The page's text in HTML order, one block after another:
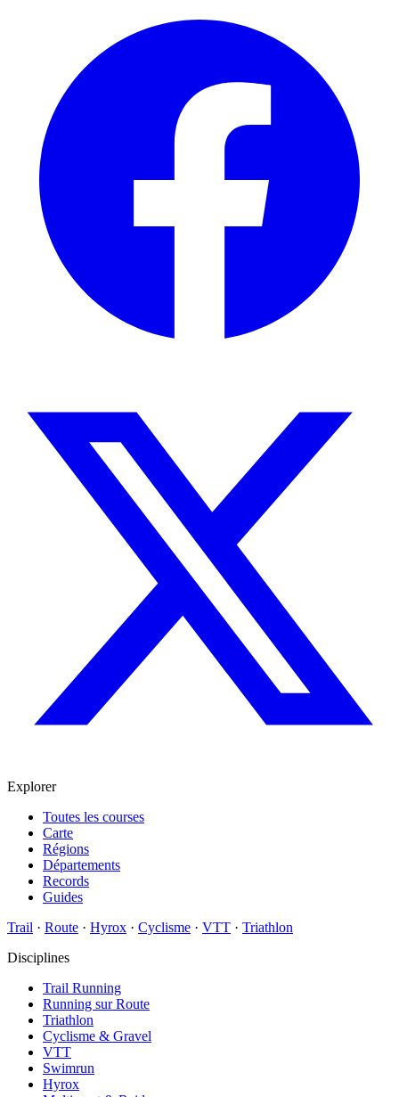
Explorer
Toutes les courses
Carte
Régions
Départements
Records
Guides
Trail · Route · Hyrox · Cyclisme · VTT · Triathlon
Disciplines
Trail Running
Running sur Route
Triathlon
Cyclisme & Gravel
VTT
Swimrun
Hyrox